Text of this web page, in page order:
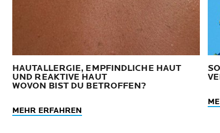
HAUTALLERGIE, EMPFINDLICHE HAUT
UND REAKTIVE HAUT
WOVON BIST DU BETROFFEN?
MEHR ERFAHREN